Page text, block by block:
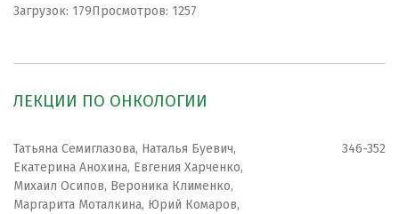
Загрузок: 179Просмотров: 1257
ЛЕКЦИИ ПО ОНКОЛОГИИ
Татьяна Семиглазова, Наталья Буевич,
Екатерина Анохина, Евгения Харченко,
Михаил Осипов, Вероника Клименко,
Маргарита Моталкина, Юрий Комаров,
346-352